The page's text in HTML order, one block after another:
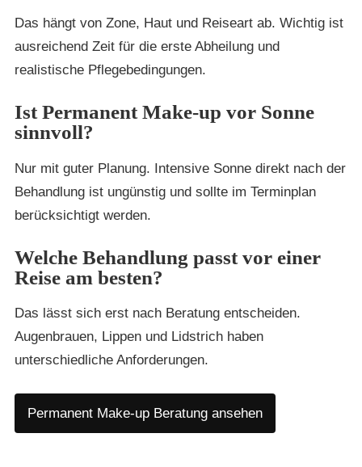
Das hängt von Zone, Haut und Reiseart ab. Wichtig ist
ausreichend Zeit für die erste Abheilung und
realistische Pflegebedingungen.
Ist Permanent Make-up vor Sonne
sinnvoll?
Nur mit guter Planung. Intensive Sonne direkt nach der
Behandlung ist ungünstig und sollte im Terminplan
berücksichtigt werden.
Welche Behandlung passt vor einer
Reise am besten?
Das lässt sich erst nach Beratung entscheiden.
Augenbrauen, Lippen und Lidstrich haben
unterschiedliche Anforderungen.
Permanent Make-up Beratung ansehen